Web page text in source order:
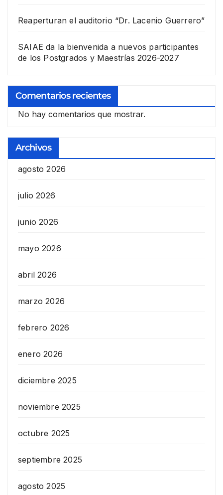
Reaperturan el auditorio “Dr. Lacenio Guerrero”
SAIAE da la bienvenida a nuevos participantes
de los Postgrados y Maestrías 2026-2027
Comentarios recientes
No hay comentarios que mostrar.
Archivos
agosto 2026
julio 2026
junio 2026
mayo 2026
abril 2026
marzo 2026
febrero 2026
enero 2026
diciembre 2025
noviembre 2025
octubre 2025
septiembre 2025
agosto 2025